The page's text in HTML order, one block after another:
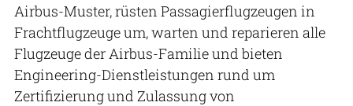
Airbus-Muster, rüsten Passagierflugzeugen in
Frachtflugzeuge um, warten und reparieren alle
Flugzeuge der Airbus-Familie und bieten
Engineering-Dienstleistungen rund um
Zertifizierung und Zulassung von